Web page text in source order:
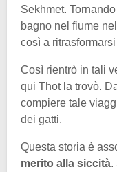
Sekhmet.
bagno nel fiume
così a
Così rientrò in tali
qui Thot la trovò.
compiere tale
dei gatti.
Questa storia è
merito alla siccità.